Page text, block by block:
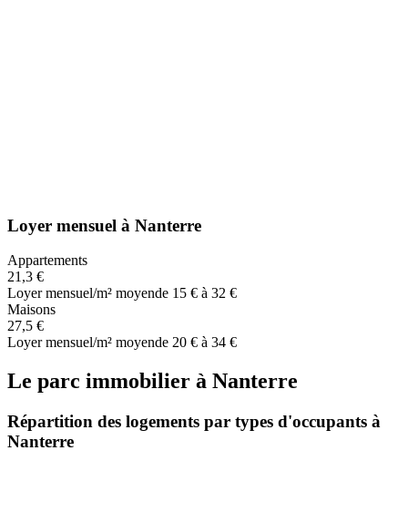
Loyer mensuel à Nanterre
Appartements
21,3 €
Loyer mensuel/m² moyende 15 € à 32 €
Maisons
27,5 €
Loyer mensuel/m² moyende 20 € à 34 €
Le parc immobilier à Nanterre
Répartition des logements par types d'occupants à
Nanterre